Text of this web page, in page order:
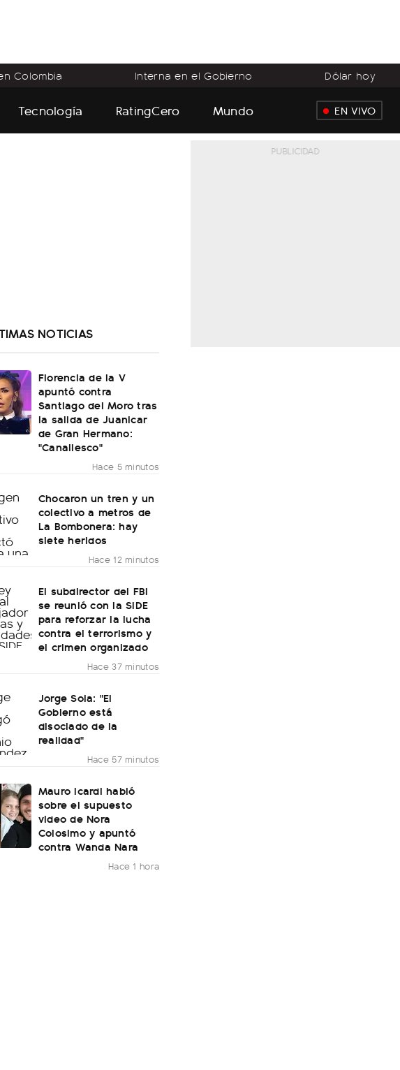
Colombia Interna en el Gobierno Dólar hoy
Tecnología RatingCero Mundo EN VIVO
NOTICIAS
Florencia de la V
apuntó contra
Santiago del Moro tras
la salida de Juanicar
de Gran Hermano:
"Canallesco"
Hace 5 minutos
Chocaron un tren y un
colectivo a metros de
La Bombonera: hay
siete heridos
Hace 12 minutos
El subdirector del FBI
se reunió con la SIDE
para reforzar la lucha
contra el terrorismo y
el crimen organizado
Hace 37 minutos
Jorge Sola: "El
Gobierno está
disociado de la
realidad"
Hace 57 minutos
Mauro Icardi habló
sobre el supuesto
video de Nora
Colosimo y apuntó
contra Wanda Nara
Hace 1 hora